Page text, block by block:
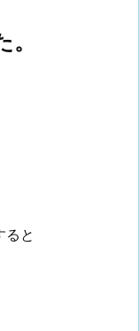
ると